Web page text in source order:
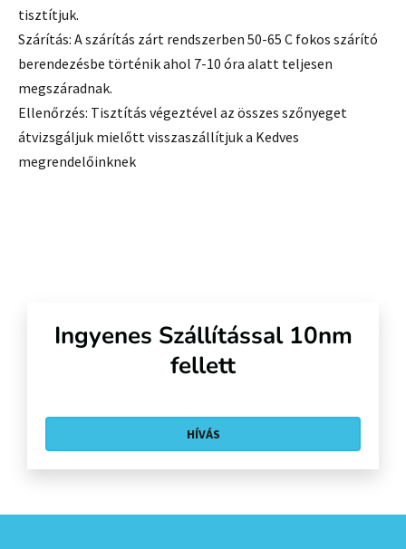
tisztítjuk.
Szárítás: A szárítás zárt rendszerben 50-65 C fokos szárító
berendezésbe történik ahol 7-10 óra alatt teljesen
megszáradnak.
Ellenőrzés: Tisztítás végeztével az összes szőnyeget
átvizsgáljuk mielőtt visszaszállítjuk a Kedves
megrendelőinknek
Ingyenes Szállítással 10nm
fellett
HÍVÁS